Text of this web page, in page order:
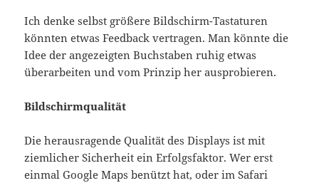
Ich denke selbst größere Bildschirm-Tastaturen
könnten etwas Feedback vertragen. Man könnte die
Idee der angezeigten Buchstaben ruhig etwas
überarbeiten und vom Prinzip her ausprobieren.
Bildschirmqualität
Die herausragende Qualität des Displays ist mit
ziemlicher Sicherheit ein Erfolgsfaktor. Wer erst
einmal Google Maps benützt hat, oder im Safari